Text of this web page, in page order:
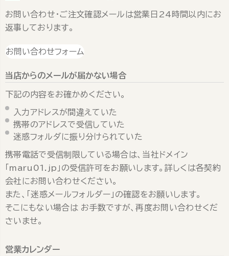
お問い合わせ・ご注文確認メールは営業日24時間以内にお
返事しております。
お問い合わせフォーム
当店からのメールが届かない場合
下記の内容をお確かめください。
入力アドレスが間違えていた
携帯のアドレスで受信していた
迷惑フォルダに振り分けられていた
携帯電話で受信制限している場合は、当社ドメイン
「maru01.jp」の受信許可をお願いします。詳しくは各契約
会社にお問い合わせください。
また、「迷惑メールフォルダー」の確認をお願いします。
そこにもない場合は お手数ですが、再度お問い合わせくだ
さいませ。
営業カレンダー